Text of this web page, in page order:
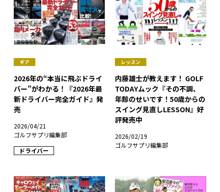
ギア
2026年の“本当に飛ぶドライ
バー”がわかる！『2026年最
新ドライバー完全ガイド』発
売
2026/04/21
ゴルフサプリ編集部
ドライバー
レッスン
内藤雄士が教えます！ GOLF
TODAYムック『その不調、
年齢のせいです！50歳からの
スイング見直しLESSON』好
評発売中
2026/02/19
ゴルフサプリ編集部